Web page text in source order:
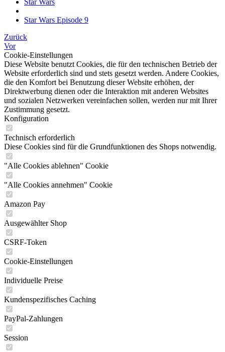
Star Wars
Star Wars Episode 9
Zurück
Vor
Cookie-Einstellungen
Diese Website benutzt Cookies, die für den technischen Betrieb der
Website erforderlich sind und stets gesetzt werden. Andere Cookies,
die den Komfort bei Benutzung dieser Website erhöhen, der
Direktwerbung dienen oder die Interaktion mit anderen Websites
und sozialen Netzwerken vereinfachen sollen, werden nur mit Ihrer
Zustimmung gesetzt.
Konfiguration
Technisch erforderlich
Diese Cookies sind für die Grundfunktionen des Shops notwendig.
"Alle Cookies ablehnen" Cookie
"Alle Cookies annehmen" Cookie
Amazon Pay
Ausgewählter Shop
CSRF-Token
Cookie-Einstellungen
Individuelle Preise
Kundenspezifisches Caching
PayPal-Zahlungen
Session